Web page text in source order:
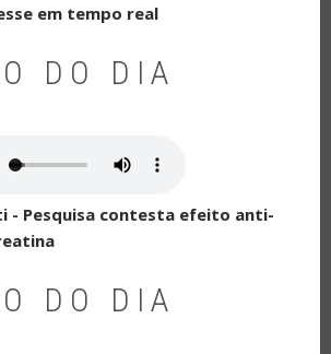
em tempo real
DO DIA
- Pesquisa contesta efeito anti-
DO DIA